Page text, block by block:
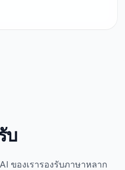
บ
ของเรารองรับภาษาหลาก